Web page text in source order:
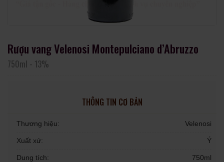
Rượu vang Velenosi Montepulciano d’Abruzzo
750ml - 13%
THÔNG TIN CƠ BẢN
Thương hiệu: Velenosi
Xuất xứ: Ý
Dung tích: 750ml